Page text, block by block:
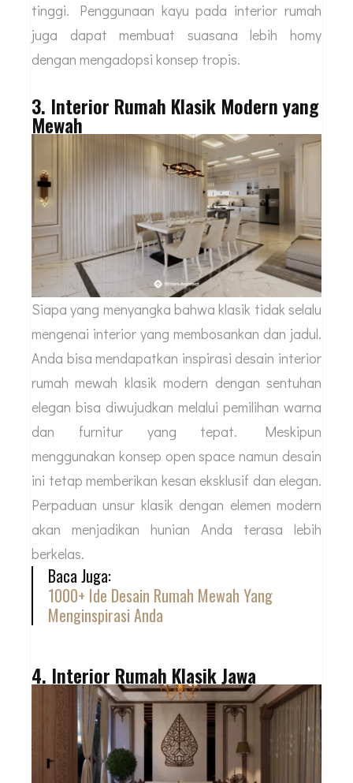
tinggi. Penggunaan kayu pada interior rumah
juga dapat membuat suasana lebih homy
dengan mengadopsi konsep tropis.
3. Interior Rumah Klasik Modern yang
Mewah
Siapa yang menyangka bahwa klasik tidak selalu
mengenai interior yang membosankan dan jadul.
Anda bisa mendapatkan inspirasi desain interior
rumah mewah klasik modern dengan sentuhan
elegan bisa diwujudkan melalui pemilihan warna
dan furnitur yang tepat. Meskipun
menggunakan konsep open space namun desain
ini tetap memberikan kesan eksklusif dan elegan.
Perpaduan unsur klasik dengan elemen modern
akan menjadikan hunian Anda terasa lebih
berkelas.
Baca Juga:
1000+ Ide Desain Rumah Mewah Yang
Menginspirasi Anda
4. Interior Rumah Klasik Jawa